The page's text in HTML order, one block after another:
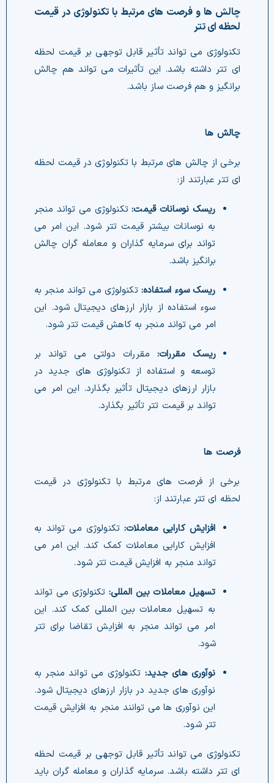
لحظه ای تتر
برانگیز و هم فرصت ساز باشد.
چالش ها
ای تتر عبارتند از:
ریسک نوسانات قیمت:
برانگیز باشد.
ریسک سوء استفاده:
امر می تواند منجر به کاهش قیمت تتر شود.
ریسک مقررات:
تواند بر قیمت تتر تأثیر بگذارد.
فرصت ها
لحظه ای تتر عبارتند از:
افزایش کارایی معاملات:
تواند منجر به افزایش قیمت تتر شود.
تسهیل معاملات بین المللی:
شود.
نوآوری های جدید:
تتر شود.